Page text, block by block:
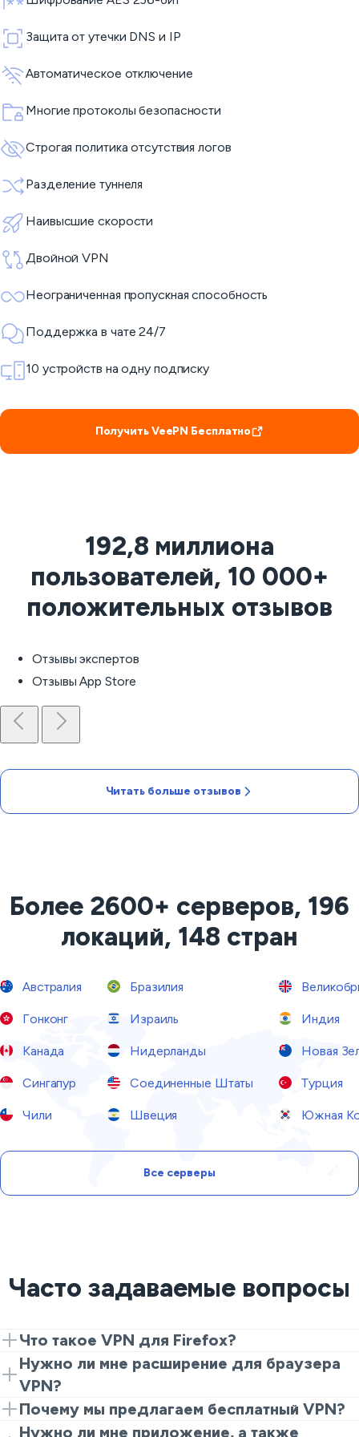
Защита от утечки DNS и IP
Автоматическое отключение
Многие протоколы безопасности
Строгая политика отсутствия логов
Разделение туннеля
Наивысшие скорости
Двойной VPN
Неограниченная пропускная способность
Поддержка в чате 24/7
10 устройств на одну подписку
Получить VeePN Бесплатно
192,8 миллиона
пользователей, 10 000+
положительных отзывов
Отзывы экспертов
Отзывы App Store
Читать больше отзывов
Более 2600+ серверов, 196
локаций, 148 стран
Австралия Бразилия
Гонконг Израиль Индия
Канада Нидерланды Новая
Сингапур Соединенные Штаты Турция
Чили Швеция Южная
Все серверы
Часто задаваемые вопросы
Что такое VPN для Firefox?
Расширение Mozilla Firefox VPN шифрует ваш
трафик, перенаправляет его через наши VPN-
данные от утечки. Все вышеперечисленное
Нужно ли мне расширение для браузера
VPN?
С помощью расширения VPN для браузера,
Почему мы предлагаем бесплатный VPN?
Мы считаем, что онлайн-приватность — это
Нужно ли мне приложение, а также